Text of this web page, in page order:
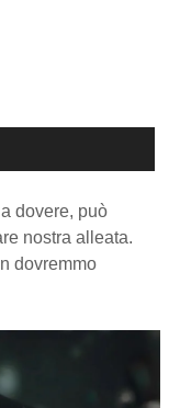
dovere, può
nostra alleata.
dovremmo